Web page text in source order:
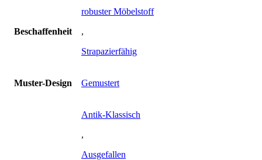
Beschaffenheit
robuster Möbelstoff
,
Strapazierfähig
Muster-Design Gemustert
Antik-Klassisch
,
Ausgefallen